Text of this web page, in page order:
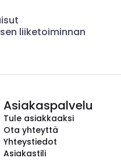
liiketoiminnan
Asiakaspalvelu
Tule asiakkaaksi
Ota yhteyttä
Yhteystiedot
Asiakastili